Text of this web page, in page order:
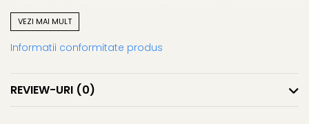
nepattchizate în sistemele de operare și în aplicațiile
utilizate în mod obișnuit (Java, Adobe, Google Chrome,
Zoom etc.) ca parte a atacurilor direcționate. Avast
Business Patch Management abordează automat
vulnerabilitățile din sistemele dvs. Windows și aplicațiile de
la terțe părți pentru a vă ajuta să vă mențineți afacerea în
VEZI MAI MULT
Informatii conformitate produs
REVIEW-URI (0)